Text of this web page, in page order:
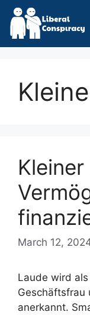
Skip
content
March 12,
Laude wird
Geschäftsfrau
anerkannt.